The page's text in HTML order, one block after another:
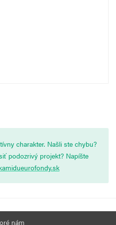
charakter. Našli ste chybu?
podozrivý projekt? Napíšte
nám